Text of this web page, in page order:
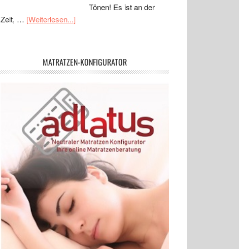
Tönen! Es ist an der
Zeit, … [Weiterlesen...]
MATRATZEN-KONFIGURATOR